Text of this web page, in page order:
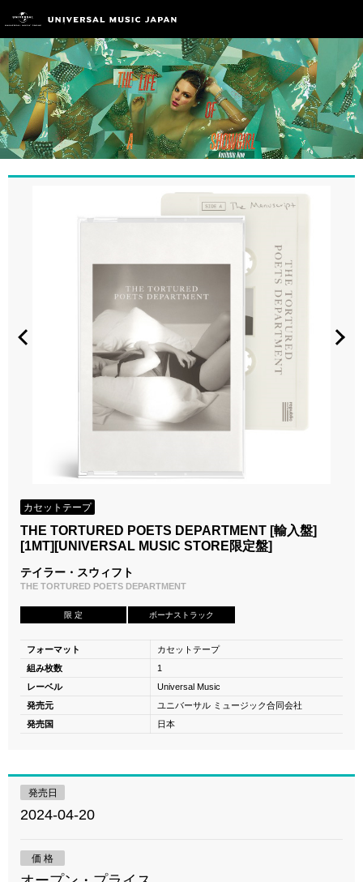
カセットテープ
THE TORTURED POETS DEPARTMENT [輸入盤]
[1MT][UNIVERSAL MUSIC STORE限定盤]
テイラー・スウィフト
THE TORTURED POETS DEPARTMENT
限 定 ボーナストラック
フォーマット
カセットテープ
組み枚数
1
レーベル
Universal Music
発売元
ユニバーサル ミュージック合同会社
発売国
日本
発売日
2024-04-20
価 格